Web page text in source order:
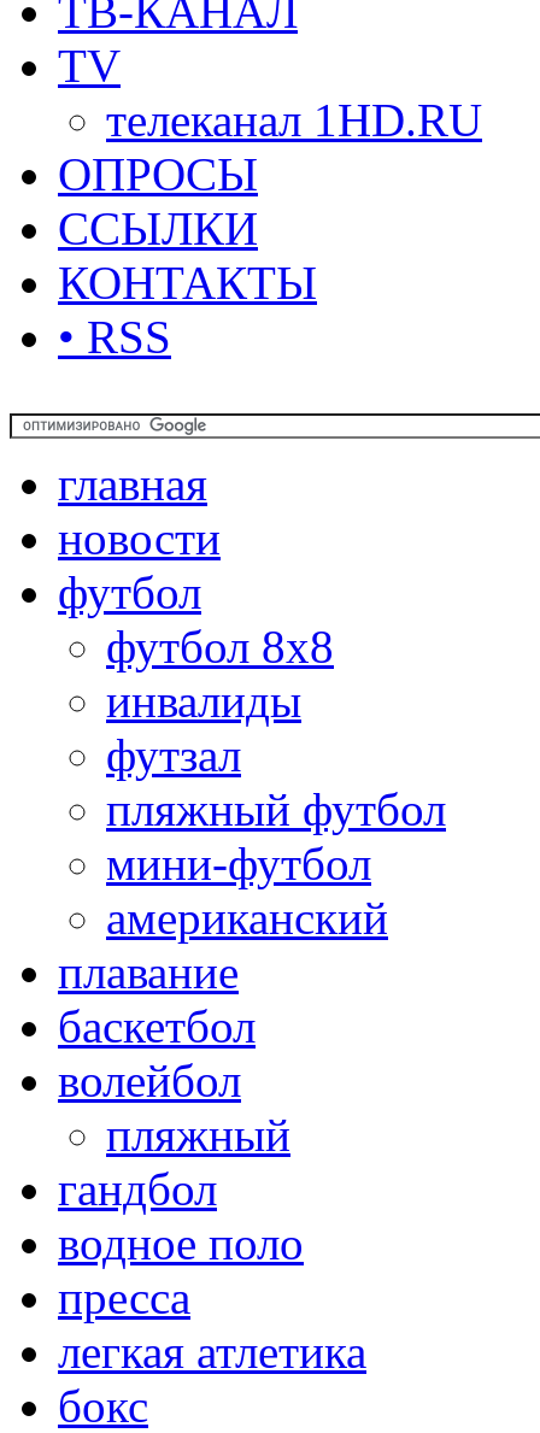
ТВ-КАНАЛ
TV
телеканал 1HD.RU
ОПРОСЫ
ССЫЛКИ
КОНТАКТЫ
• RSS
главная
новости
футбол
футбол 8х8
инвалиды
футзал
пляжный футбол
мини-футбол
американский
плавание
баскетбол
волейбол
пляжный
гандбол
водное поло
пресса
легкая атлетика
бокс